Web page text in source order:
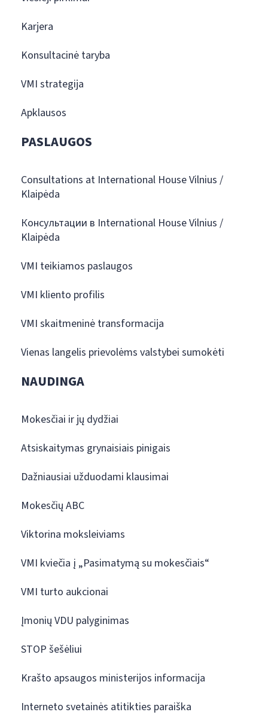
Karjera
Konsultacinė taryba
VMI strategija
Apklausos
PASLAUGOS
Consultations at International House Vilnius /
Klaipėda
Консультации в International House Vilnius /
Klaipėda
VMI teikiamos paslaugos
VMI kliento profilis
VMI skaitmeninė transformacija
Vienas langelis prievolėms valstybei sumokėti
NAUDINGA
Mokesčiai ir jų dydžiai
Atsiskaitymas grynaisiais pinigais
Dažniausiai užduodami klausimai
Mokesčių ABC
Viktorina moksleiviams
VMI kviečia į „Pasimatymą su mokesčiais“
VMI turto aukcionai
Įmonių VDU palyginimas
STOP šešėliui
Krašto apsaugos ministerijos informacija
Interneto svetainės atitikties paraiška